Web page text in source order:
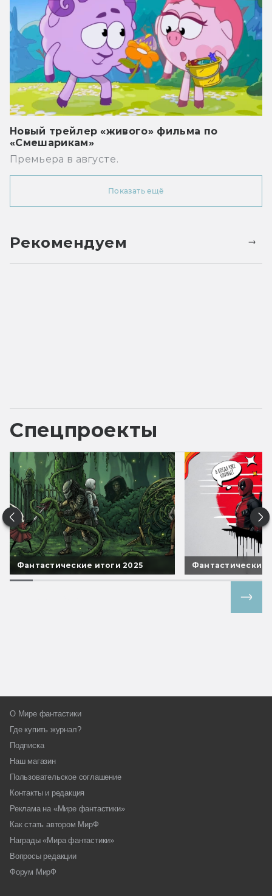
Новый трейлер «живого» фильма по
«Смешарикам»
Премьера в августе.
Показать ещё
Рекомендуем
Спецпроекты
Фантастические итоги 2025 Фантастические
О Мире фантастики
Где купить журнал?
Подписка
Наш магазин
Пользовательское соглашение
Контакты и редакция
Реклама на «Мире фантастики»
Как стать автором МирФ
Награды «Мира фантастики»
Вопросы редакции
Форум МирФ